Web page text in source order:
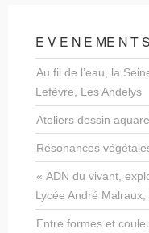
E V E N E ME N T S
Au fil de l’eau, la
Lefèvre, Les Andelys
Ateliers dessin
Résonances
« ADN du vivant,
Lycée André Malraux,
Entre formes et